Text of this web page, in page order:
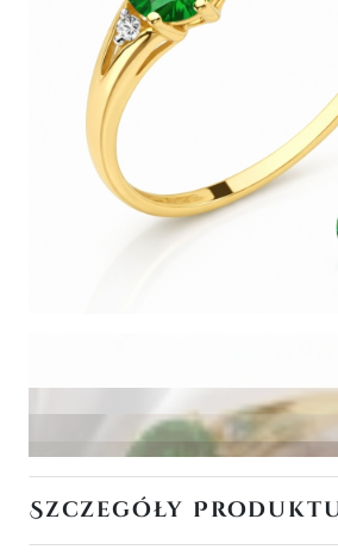
Szczegóły